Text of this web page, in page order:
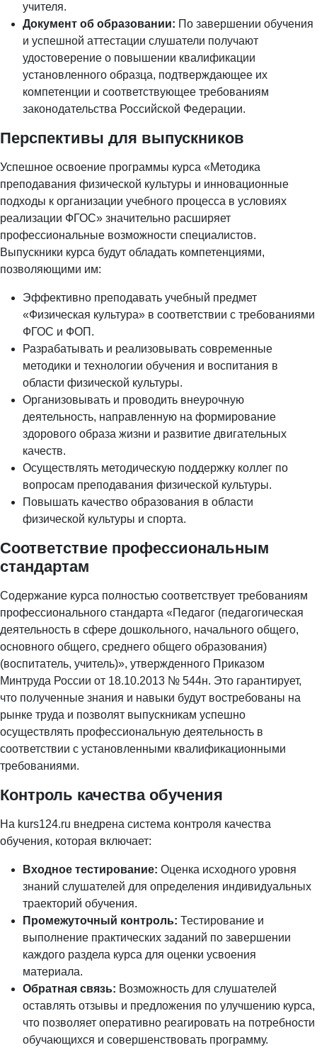
учителя.
Документ об образовании: По завершении обучения
и успешной аттестации слушатели получают
удостоверение о повышении квалификации
установленного образца, подтверждающее их
компетенции и соответствующее требованиям
законодательства Российской Федерации.
Перспективы для выпускников
Успешное освоение программы курса «Методика
преподавания физической культуры и инновационные
подходы к организации учебного процесса в условиях
реализации ФГОС» значительно расширяет
профессиональные возможности специалистов.
Выпускники курса будут обладать компетенциями,
позволяющими им:
Эффективно преподавать учебный предмет
«Физическая культура» в соответствии с требованиями
ФГОС и ФОП.
Разрабатывать и реализовывать современные
методики и технологии обучения и воспитания в
области физической культуры.
Организовывать и проводить внеурочную
деятельность, направленную на формирование
здорового образа жизни и развитие двигательных
качеств.
Осуществлять методическую поддержку коллег по
вопросам преподавания физической культуры.
Повышать качество образования в области
физической культуры и спорта.
Соответствие профессиональным
стандартам
Содержание курса полностью соответствует требованиям
профессионального стандарта «Педагог (педагогическая
деятельность в сфере дошкольного, начального общего,
основного общего, среднего общего образования)
(воспитатель, учитель)», утвержденного Приказом
Минтруда России от 18.10.2013 № 544н. Это гарантирует,
что полученные знания и навыки будут востребованы на
рынке труда и позволят выпускникам успешно
осуществлять профессиональную деятельность в
соответствии с установленными квалификационными
требованиями.
Контроль качества обучения
На kurs124.ru внедрена система контроля качества
обучения, которая включает:
Входное тестирование: Оценка исходного уровня
знаний слушателей для определения индивидуальных
траекторий обучения.
Промежуточный контроль: Тестирование и
выполнение практических заданий по завершении
каждого раздела курса для оценки усвоения
материала.
Обратная связь: Возможность для слушателей
оставлять отзывы и предложения по улучшению курса,
что позволяет оперативно реагировать на потребности
обучающихся и совершенствовать программу.